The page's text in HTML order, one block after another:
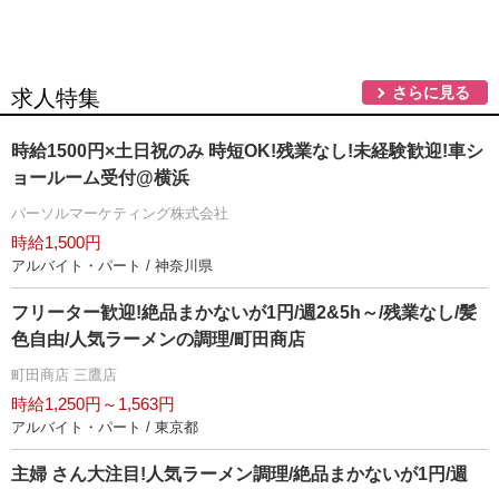
求人特集 さらに見る
時給1500円×土日祝のみ 時短OK!残業なし!未経験歓迎!車シ
ョールーム受付@横浜
パーソルマーケティング株式会社
時給1,500円
アルバイト・パート / 神奈川県
フリーター歓迎!絶品まかないが1円/週2&5h～/残業なし/髪
色自由/人気ラーメンの調理/町田商店
町田商店 三鷹店
時給1,250円～1,563円
アルバイト・パート / 東京都
主婦 さん大注目!人気ラーメン調理/絶品まかないが1円/週